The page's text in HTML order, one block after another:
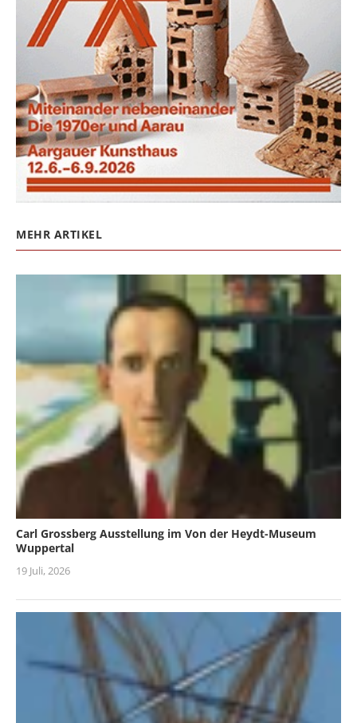
MEHR ARTIKEL
Carl Grossberg Ausstellung im Von der Heydt-Museum
Wuppertal
19 Juli, 2026